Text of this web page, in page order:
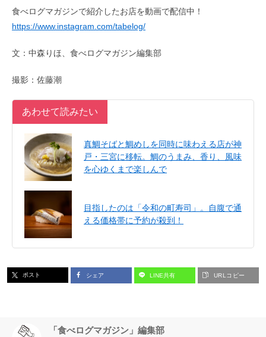
食べログマガジンで紹介したお店を動画で配信中！
https://www.instagram.com/tabelog/
文：中森りほ、食べログマガジン編集部
撮影：佐藤潮
あわせて読みたい
真鯛そばと鯛めしを同時に味わえる店が神
戸・三宮に移転。鯛のうまみ、香り、風味
を心ゆくまで楽しんで
目指したのは「令和の町寿司」。自腹で通
える価格帯に予約が殺到！
ポスト シェア LINE共有 URLコピー
「食べログマガジン」編集部